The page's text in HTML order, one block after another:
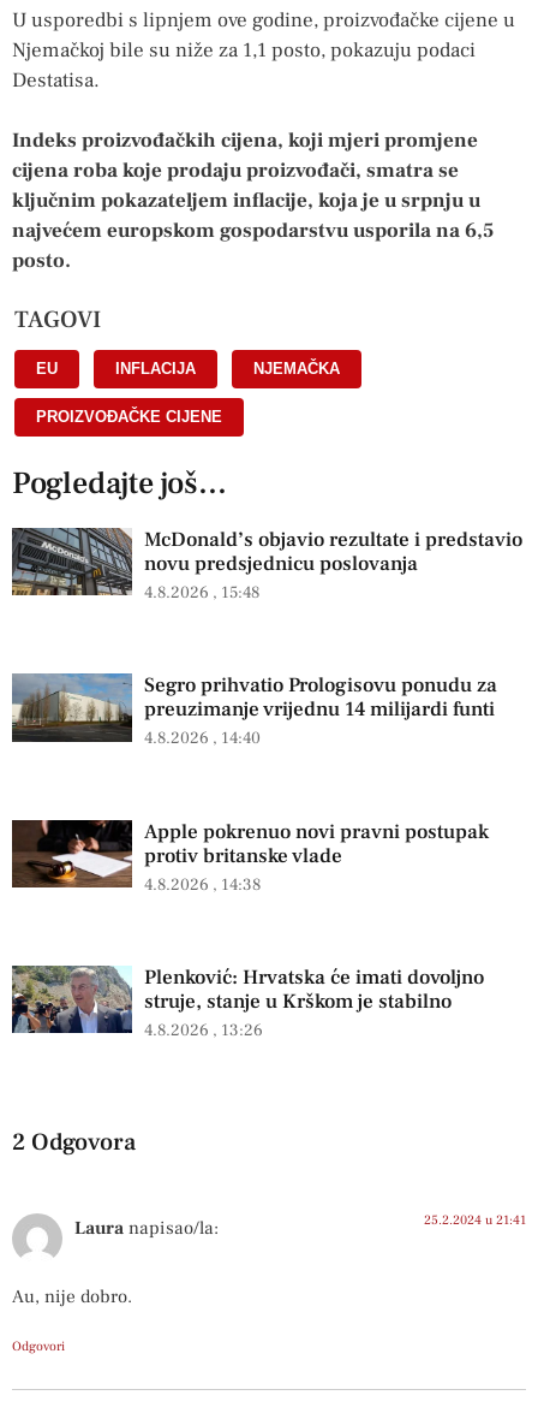
U usporedbi s lipnjem ove godine, proizvođačke cijene u
Njemačkoj bile su niže za 1,1 posto, pokazuju podaci
Destatisa.
Indeks proizvođačkih cijena, koji mjeri promjene
cijena roba koje prodaju proizvođači, smatra se
ključnim pokazateljem inflacije, koja je u srpnju u
najvećem europskom gospodarstvu usporila na 6,5 ​​
posto.
TAGOVI
EU INFLACIJA NJEMAČKA
PROIZVOĐAČKE CIJENE
Pogledajte još...
McDonald’s objavio rezultate i predstavio
novu predsjednicu poslovanja
4.8.2026 15:48
Segro prihvatio Prologisovu ponudu za
preuzimanje vrijednu 14 milijardi funti
4.8.2026 14:40
Apple pokrenuo novi pravni postupak
protiv britanske vlade
4.8.2026 14:38
Plenković: Hrvatska će imati dovoljno
struje, stanje u Krškom je stabilno
4.8.2026 13:26
2 Odgovora
Laura napisao/la: 25.2.2024 u 21:41
Au, nije dobro.
Odgovori